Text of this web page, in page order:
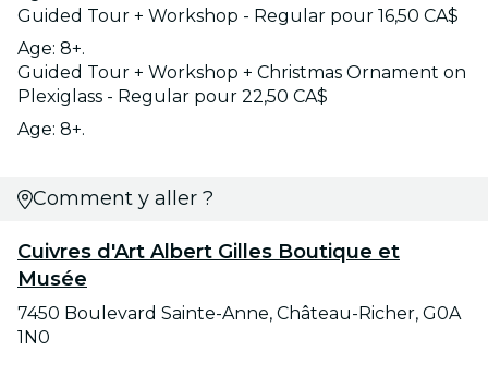
Guided Tour + Workshop - Regular pour 16,50 CA$
Age: 8+.
Guided Tour + Workshop + Christmas Ornament on
Plexiglass - Regular pour 22,50 CA$
Age: 8+.
Comment y aller ?
Cuivres d'Art Albert Gilles Boutique et
Musée
7450 Boulevard Sainte-Anne, Château-Richer, G0A
1N0